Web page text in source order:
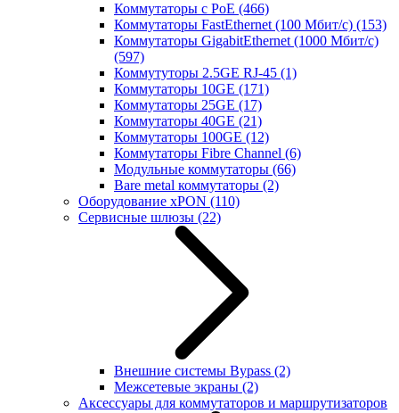
Коммутаторы с PoE (466)
Коммутаторы FastEthernet (100 Мбит/с) (153)
Коммутаторы GigabitEthernet (1000 Мбит/с)
(597)
Коммутуторы 2.5GE RJ-45 (1)
Коммутаторы 10GE (171)
Коммутаторы 25GE (17)
Коммутаторы 40GE (21)
Коммутаторы 100GE (12)
Коммутаторы Fibre Channel (6)
Модульные коммутаторы (66)
Bare metal коммутаторы (2)
Оборудование xPON (110)
Сервисные шлюзы (22)
Внешние системы Bypass (2)
Межсетевые экраны (2)
Аксессуары для коммутаторов и маршрутизаторов